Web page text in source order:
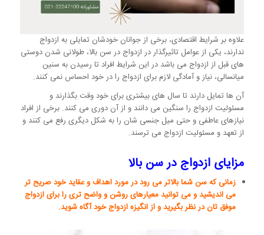
علاوه بر شرایط اقتصادی، برخی از جوانان خودشان تمایلی به ازدواج
ندارند، یکی از عوامل تاثیرگذار در ازدواج در سن بالا، طولانی شدن دوستی
های قبل از ازدواج می باشد در این شرایط افراد تا رسیدن به سنین
میانسالی، نیاز و آمادگی لازم برای ازدواج را در خود احساس نمی کنند.
آن ها تمایل دارند تا سال های بیشتری برای خود وقت بگذارند و
مسئولیت ازدواج را سنگین می دانند و از آن دوری می کنند. برخی از افراد
نیازهای عاطفی و حتی میل جنسی شان را به شکل دیگری رفع می کنند و
از تعهد و مسئولیت ازدواج می ترسند.
مزایای ازدواج در سن بالا
زمانی که سن شما بالاتر می رود در مورد اهداف و عقاید خود صریح تر
می اندیشید و می توانید معیارهای روشن و واضح تری را برای ازدواج
موفق تان در نظر بگیرید و از انگیزه ازدواج خود آگاه شوید.